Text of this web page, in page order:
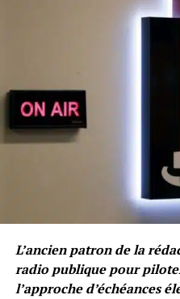
L’ancien patron de la
radio publique pour
l’approche d’échéances